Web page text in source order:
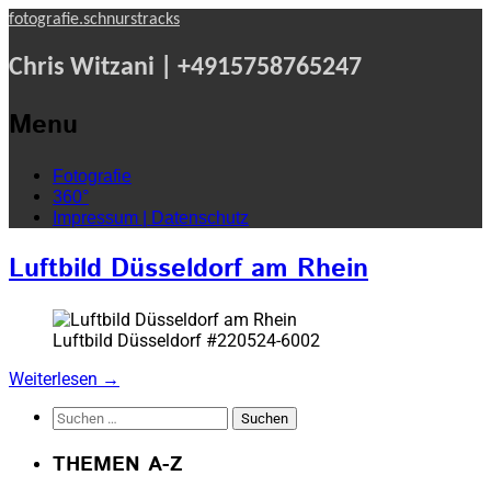
fotografie.schnurstracks
Chris Witzani | +4915758765247
Menu
Skip
content
Fotografie
360°
Impressum | Datenschutz
Luftbild Düsseldorf am Rhein
Luftbild Düsseldorf #220524-6002
Weiterlesen →
Suchen
nach:
THEMEN A-Z